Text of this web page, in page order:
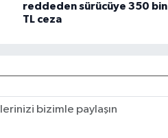
reddeden sürücüye 350 bin
TL ceza